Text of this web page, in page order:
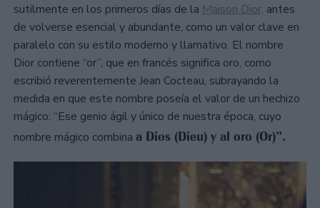
sutilmente en los primeros días de la Maison Dior, antes
de volverse esencial y abundante, como un valor clave en
paralelo con su estilo moderno y llamativo. El nombre
Dior contiene “or”, que en francés significa oro, como
escribió reverentemente Jean Cocteau, subrayando la
medida en que este nombre poseía el valor de un hechizo
mágico: “Ese genio ágil y único de nuestra época, cuyo
nombre mágico combina a Dios (Dieu) y al oro (Or)”.